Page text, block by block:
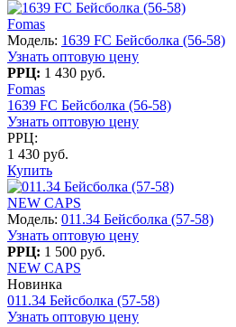
Fomas
Модель: 1639 FC Бейсболка (56-58)
Узнать оптовую цену
РРЦ: 1 430 руб.
Fomas
1639 FC Бейсболка (56-58)
Узнать оптовую цену
РРЦ:
1 430 руб.
Купить
NEW CAPS
Модель: 011.34 Бейсболка (57-58)
Узнать оптовую цену
РРЦ: 1 500 руб.
NEW CAPS
Новинка
011.34 Бейсболка (57-58)
Узнать оптовую цену